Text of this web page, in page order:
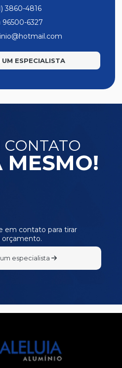
3860-4816
96500-6327
ESPECIALISTA
CONTATO
MESMO!
em contato para tirar
orçamento.
especialista